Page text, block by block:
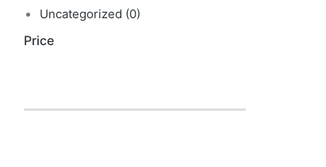
Uncategorized (0)
Price